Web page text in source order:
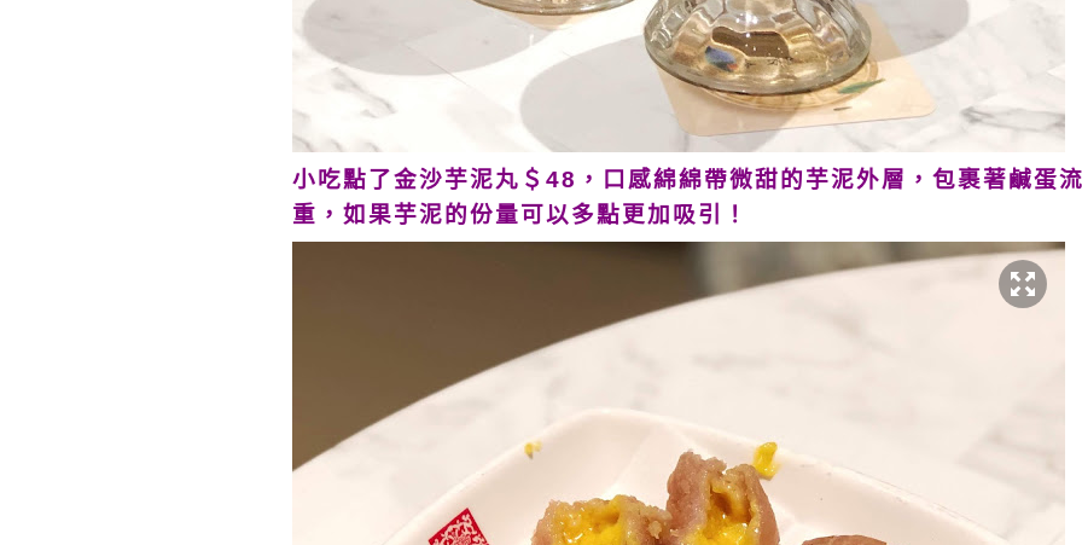
小吃點了金沙芋泥丸＄48，口感綿綿帶微甜的芋泥外層，包裹著鹹蛋
重，如果芋泥的份量可以多點更加吸引！